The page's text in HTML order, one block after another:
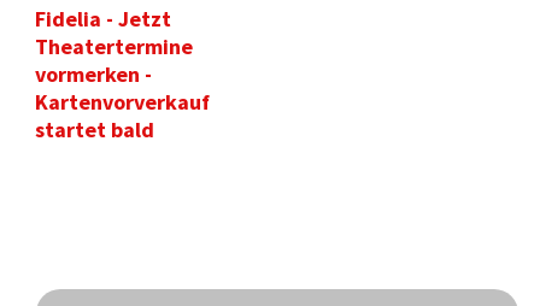
Fidelia - Jetzt
Theatertermine
vormerken -
Kartenvorverkauf
startet bald